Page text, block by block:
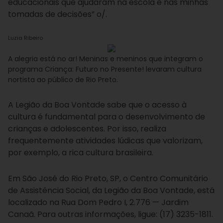
tomadas de decisões” o/.
Luzia Ribeiro
A alegria está no ar! Meninas e meninos que integram o
programa Criança: Futuro no Presente! levaram cultura
nortista ao público de Rio Preto.
A Legião da Boa Vontade sabe que o acesso à
cultura é fundamental para o desenvolvimento de
crianças e adolescentes. Por isso, realiza
frequentemente atividades lúdicas que valorizam,
por exemplo, a rica cultura brasileira.
Em São José do Rio Preto, SP, o Centro Comunitário
de Assistência Social, da Legião da Boa Vontade, está
localizado na Rua Dom Pedro I, 2.776 — Jardim
Canaã. Para outras informações, ligue: (17) 3235-1811.